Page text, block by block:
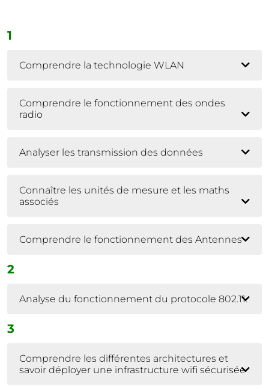
1
Comprendre la technologie WLAN
Comprendre le fonctionnement des ondes
radio
Analyser les transmission des données
Connaître les unités de mesure et les maths
associés
Comprendre le fonctionnement des Antennes
2
Analyse du fonctionnement du protocole 802.11.
3
Comprendre les différentes architectures et
savoir déployer une infrastructure wifi sécurisée